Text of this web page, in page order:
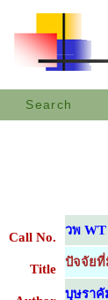
Search
Call No. วพ WT
Title ปัจจัยที่
บุษราคั